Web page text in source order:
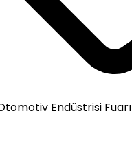
Endüstrisi Fuarı